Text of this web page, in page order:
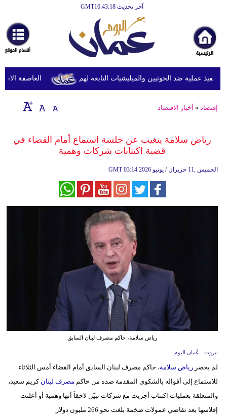
آخر تحديث GMT16:43:18
أخبارعاجلة
رياضة
ثقافة
إقتصاد
وموسيقى
علوم
وتكنولوجيا
العاصفة عملية ضد الحوثيين والميليشيات التابعة لهم
إقتصاد » أخبار الاقتصاد
رياض سلامة يتغيب عن جلسة استماع أمام القضاء في
قضية اكتتابات شركات وهمية
GMT 03:14 2026 الخميس ,11 حزيران / يونيو
رياض سلامة، حاكم مصرف لبنان السابق
بيروت - عُمان اليوم
لم يحضررياض سلامة، حاكم مصرف لبنان السابق أمام القضاء أمس الثلاثاء
للاستماع إلى أقواله بالشكوى المقدمة ضده من حاكم مصرف لبنان كريم سعيد،
والمتعلقة بعمليات اكتتاب أجريت مع شركات تبيّن لاحقاً أنها وهمية أو أعلنت
إفلاسها بعد تقاضي عمولات ضخمة بلغت نحو 266 مليون دولار.